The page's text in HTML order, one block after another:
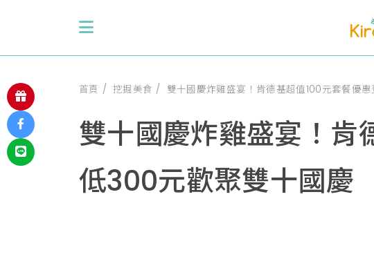
首頁 挖掘美食 雙十國慶炸雞盛宴！肯德基超值100元套餐優
雙十國慶炸雞盛宴！肯
低300元歡聚雙十國慶